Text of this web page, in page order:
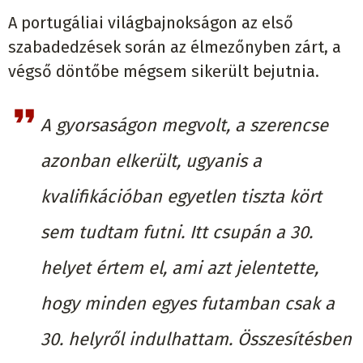
A portugáliai világbajnokságon az első
szabadedzések során az élmezőnyben zárt, a
végső döntőbe mégsem sikerült bejutnia.
A gyorsaságon megvolt, a szerencse
azonban elkerült, ugyanis a
kvalifikációban egyetlen tiszta kört
sem tudtam futni. Itt csupán a 30.
helyet értem el, ami azt jelentette,
hogy minden egyes futamban csak a
30. helyről indulhattam. Összesítésben